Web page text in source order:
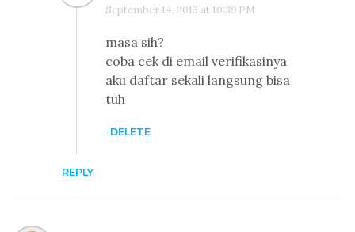
September 14, 2013 at 10:39 PM
masa sih?
coba cek di email verifikasinya
aku daftar sekali langsung bisa
tuh
DELETE
REPLY